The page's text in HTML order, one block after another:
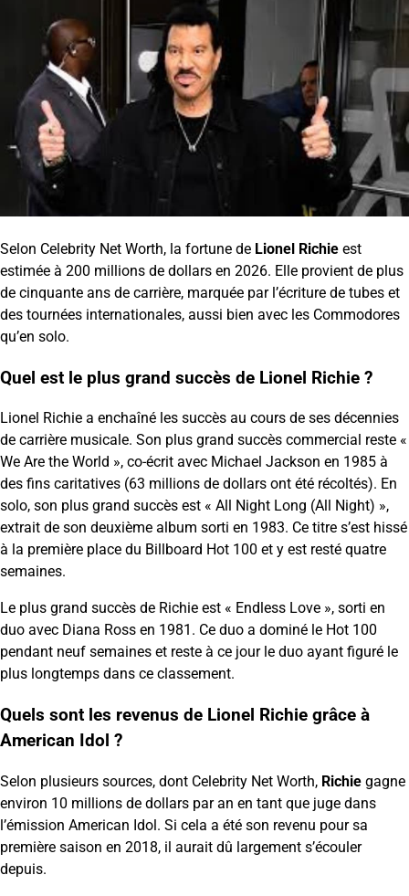
Selon Celebrity Net Worth, la fortune de Lionel Richie est
estimée à 200 millions de dollars en 2026. Elle provient de plus
de cinquante ans de carrière, marquée par l’écriture de tubes et
des tournées internationales, aussi bien avec les Commodores
qu’en solo.
Quel est le plus grand succès de Lionel Richie ?
Lionel Richie a enchaîné les succès au cours de ses décennies
de carrière musicale. Son plus grand succès commercial reste «
We Are the World », co-écrit avec Michael Jackson en 1985 à
des fins caritatives (63 millions de dollars ont été récoltés). En
solo, son plus grand succès est « All Night Long (All Night) »,
extrait de son deuxième album sorti en 1983. Ce titre s’est hissé
à la première place du Billboard Hot 100 et y est resté quatre
semaines.
Le plus grand succès de Richie est « Endless Love », sorti en
duo avec Diana Ross en 1981. Ce duo a dominé le Hot 100
pendant neuf semaines et reste à ce jour le duo ayant figuré le
plus longtemps dans ce classement.
Quels sont les revenus de Lionel Richie grâce à
American Idol ?
Selon plusieurs sources, dont Celebrity Net Worth, Richie gagne
environ 10 millions de dollars par an en tant que juge dans
l’émission American Idol. Si cela a été son revenu pour sa
première saison en 2018, il aurait dû largement s’écouler
depuis.